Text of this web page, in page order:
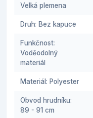
Velká plemena
Druh: Bez kapuce
Funkčnost:
Voděodolný
materiál
Materiál: Polyester
Obvod hrudníku:
89 - 91 cm